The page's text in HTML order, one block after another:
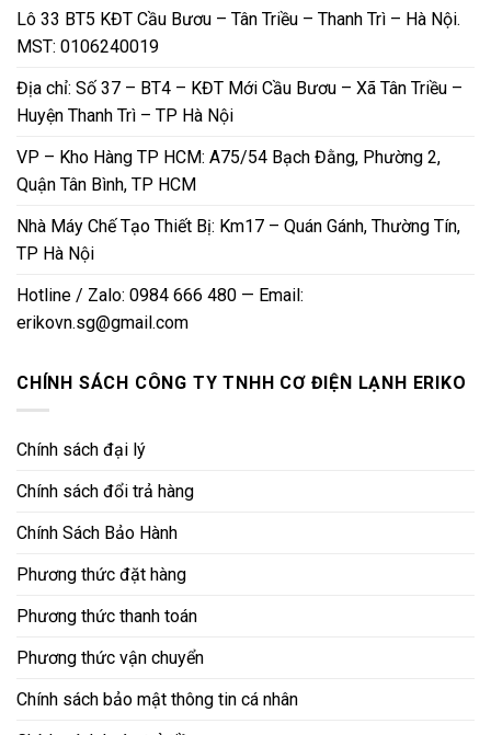
Lô 33 BT5 KĐT Cầu Bươu – Tân Triều – Thanh Trì – Hà Nội.
MST: 0106240019
Địa chỉ: Số 37 – BT4 – KĐT Mới Cầu Bươu – Xã Tân Triều –
Huyện Thanh Trì – TP Hà Nội
VP – Kho Hàng TP HCM: A75/54 Bạch Đằng, Phường 2,
Quận Tân Bình, TP HCM
Nhà Máy Chế Tạo Thiết Bị: Km17 – Quán Gánh, Thường Tín,
TP Hà Nội
Hotline / Zalo: 0984 666 480 — Email:
erikovn.sg@gmail.com
CHÍNH SÁCH CÔNG TY TNHH CƠ ĐIỆN LẠNH ERIKO
Chính sách đại lý
Chính sách đổi trả hàng
Chính Sách Bảo Hành
Phương thức đặt hàng
Phương thức thanh toán
Phương thức vận chuyển
Chính sách bảo mật thông tin cá nhân